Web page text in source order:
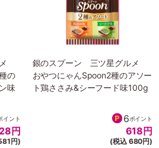
の
味
イント
円
円)
銀のスプーン 三ツ星グルメ
おやつにゃんSpoon2種のアソー
ト鶏ささみ&シーフード味100g
6ポイント
618 円
(税込 680円)